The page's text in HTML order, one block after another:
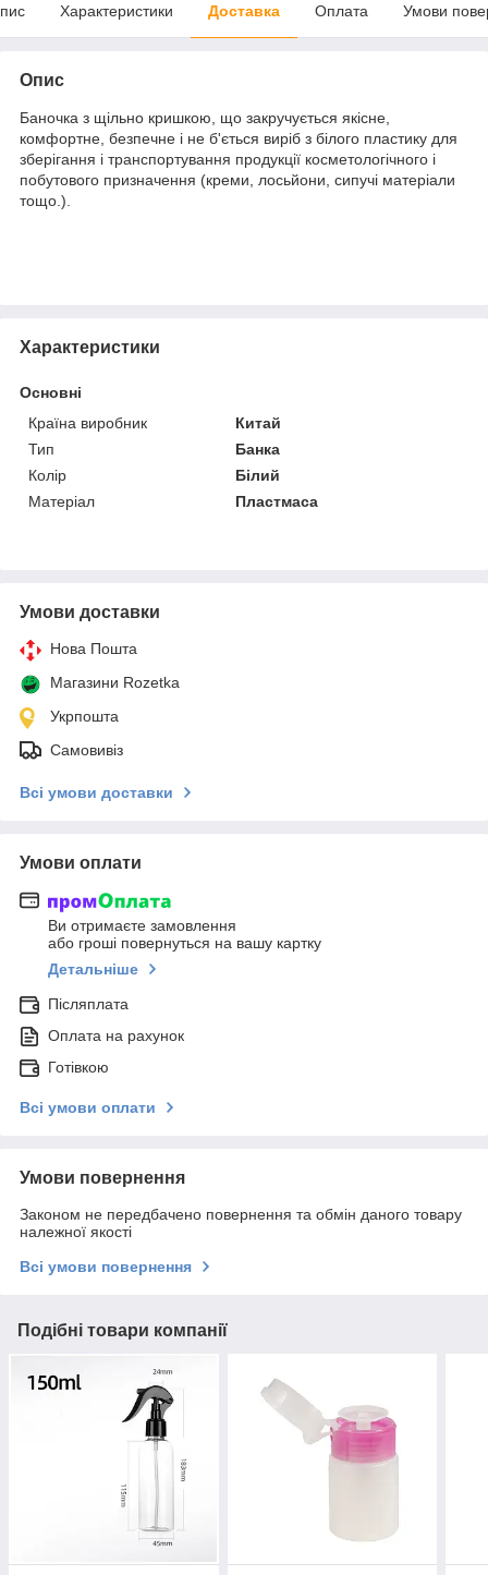
Характеристики Доставка Оплата Умови
Опис
Баночка з щільно кришкою, що закручується якісне,
комфортне, безпечне і не б'ється виріб з білого пластику для
зберігання і транспортування продукції косметологічного і
побутового призначення (креми, лосьйони, сипучі матеріали
тощо.).
Характеристики
Основні
Країна виробник
Китай
Тип
Банка
Колір
Білий
Матеріал
Пластмаса
Умови доставки
Нова Пошта
Магазини Rozetka
Укрпошта
Самовивіз
Всі умови доставки
Умови оплати
Ви отримаєте замовлення
або гроші повернуться на вашу картку
Детальніше
Післяплата
Оплата на рахунок
Готівкою
Всі умови оплати
Умови повернення
Законом не передбачено повернення та обмін даного товару
належної якості
Всі умови повернення
Подібні товари компанії